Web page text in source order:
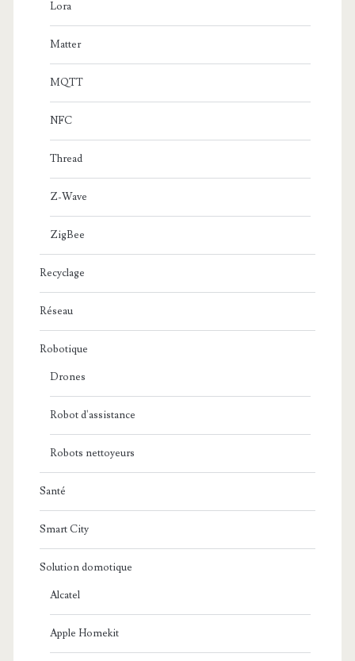
Lora
Matter
MQTT
NFC
Thread
Z-Wave
ZigBee
Recyclage
Réseau
Robotique
Drones
Robot d'assistance
Robots nettoyeurs
Santé
Smart City
Solution domotique
Alcatel
Apple Homekit